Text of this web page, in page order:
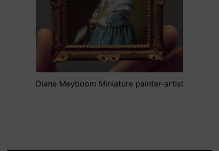
Diane Meyboom Miniature painter-artist